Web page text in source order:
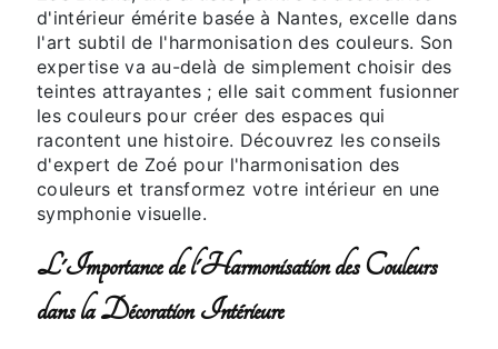
d'intérieur émérite basée à Nantes, excelle dans
l'art subtil de l'harmonisation des couleurs. Son
expertise va au-delà de simplement choisir des
teintes attrayantes ; elle sait comment fusionner
les couleurs pour créer des espaces qui
racontent une histoire. Découvrez les conseils
d'expert de Zoé pour l'harmonisation des
couleurs et transformez votre intérieur en une
symphonie visuelle.
L'Importance de l'Harmonisation des Couleurs
dans la Décoration Intérieure